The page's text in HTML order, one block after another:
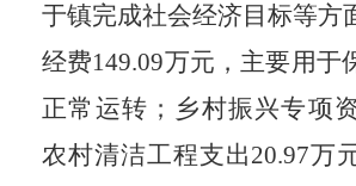
于镇完成社会经济目标等方
经费149.09万元，主要用于
正常运转； 乡村振兴专项
农村清洁工程支出20.97万